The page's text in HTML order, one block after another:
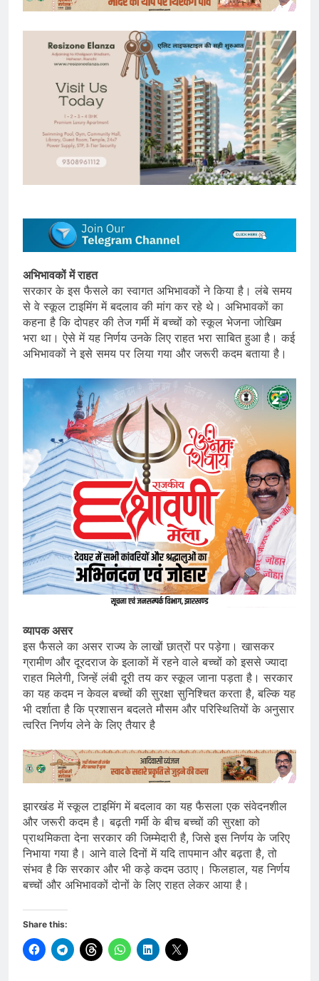
अभिभावकों में राहत
सरकार के इस फैसले का स्वागत अभिभावकों ने किया है। लंबे समय
से वे स्कूल टाइमिंग में बदलाव की मांग कर रहे थे। अभिभावकों का
कहना है कि दोपहर की तेज गर्मी में बच्चों को स्कूल भेजना जोखिम
भरा था। ऐसे में यह निर्णय उनके लिए राहत भरा साबित हुआ है। कई
अभिभावकों ने इसे समय पर लिया गया और जरूरी कदम बताया है।
व्यापक असर
इस फैसले का असर राज्य के लाखों छात्रों पर पड़ेगा। खासकर
ग्रामीण और दूरदराज के इलाकों में रहने वाले बच्चों को इससे ज्यादा
राहत मिलेगी, जिन्हें लंबी दूरी तय कर स्कूल जाना पड़ता है। सरकार
का यह कदम न केवल बच्चों की सुरक्षा सुनिश्चित करता है, बल्कि यह
भी दर्शाता है कि प्रशासन बदलते मौसम और परिस्थितियों के अनुसार
त्वरित निर्णय लेने के लिए तैयार है
झारखंड में स्कूल टाइमिंग में बदलाव का यह फैसला एक संवेदनशील
और जरूरी कदम है। बढ़ती गर्मी के बीच बच्चों की सुरक्षा को
प्राथमिकता देना सरकार की जिम्मेदारी है, जिसे इस निर्णय के जरिए
निभाया गया है। आने वाले दिनों में यदि तापमान और बढ़ता है, तो
संभव है कि सरकार और भी कड़े कदम उठाए। फिलहाल, यह निर्णय
बच्चों और अभिभावकों दोनों के लिए राहत लेकर आया है।
Share this: